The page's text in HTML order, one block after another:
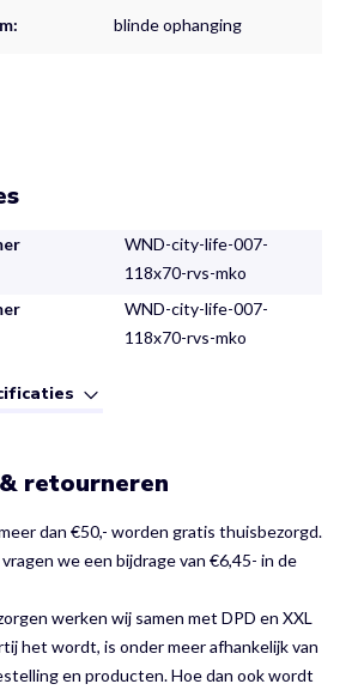
blinde ophanging
WND-city-life-007-
118x70-rvs-mko
WND-city-life-007-
118x70-rvs-mko
retourneren
dan €50,- worden gratis thuisbezorgd.
we een bijdrage van €6,45- in de
werken wij samen met DPD en XXL
het wordt, is onder meer afhankelijk van
en producten. Hoe dan ook wordt